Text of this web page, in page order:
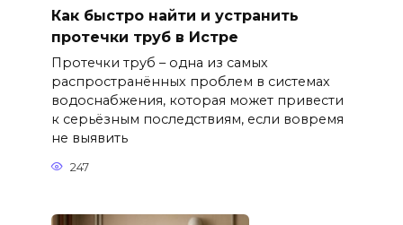
Как быстро найти и устранить
протечки труб в Истре
Протечки труб – одна из самых
распространённых проблем в системах
водоснабжения, которая может привести
к серьёзным последствиям, если вовремя
не выявить
247